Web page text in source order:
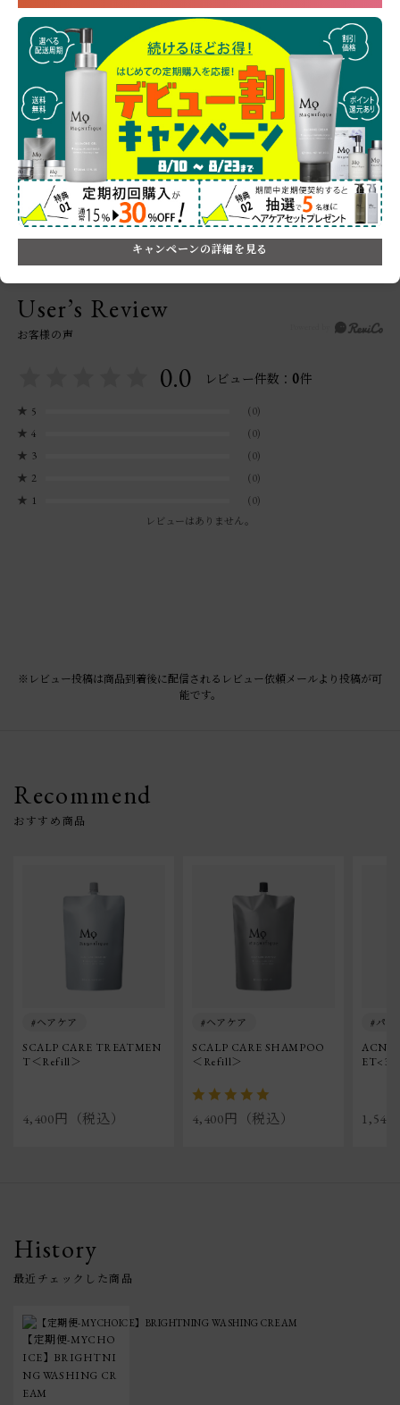
MAGNIFIQUE MEN’S LAB
洗顔後10秒で完了！メンズオールインワン入門
スキンケア初心者でも安心！洗顔後にu201cこれひとつu201dでOK
な、時短オールインワンの魅力を分かりやすく解説しています。
記事を読む >>
User’s Review
お客様の声
0.0 レビュー件数： 0件
★ 5
(0)
★ 4
(0)
★ 3
(0)
★ 2
(0)
★ 1 (0)
レビューはありません。
※レビュー投稿は商品到着後に配信されるレビュー依頼メールより投稿が可
能です。
Recommend
ヘアケア
SCALP CARE TREATMEN
T＜Refill＞
4,400円（税込）
ヘアケア
SCALP CARE SHAMPOO
＜Refill＞
4,400円（税込）
パッ
ACNE
History
【定期便-MYCHO
ICE】BRIGHTNI
NG WASHING CR
EAM
キャンペーンの詳細を見る